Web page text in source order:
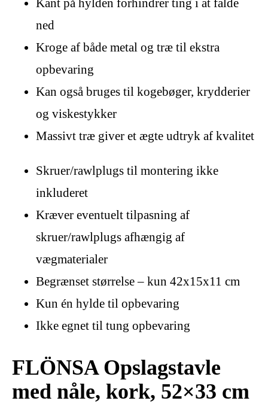
Kant på hylden forhindrer ting i at falde
ned
Kroge af både metal og træ til ekstra
opbevaring
Kan også bruges til kogebøger, krydderier
og viskestykker
Massivt træ giver et ægte udtryk af kvalitet
Skruer/rawlplugs til montering ikke
inkluderet
Kræver eventuelt tilpasning af
skruer/rawlplugs afhængig af
vægmaterialer
Begrænset størrelse – kun 42x15x11 cm
Kun én hylde til opbevaring
Ikke egnet til tung opbevaring
FLÖNSA Opslagstavle
med nåle, kork, 52×33 cm